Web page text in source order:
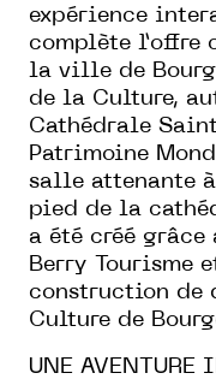
expérience
complète
la ville de
de la Culture,
Cathédrale
Patrimoine
salle attenante à
pied de la
a été créé grâce
Berry Tourisme
construction de
Culture de
UNE AVENTURE